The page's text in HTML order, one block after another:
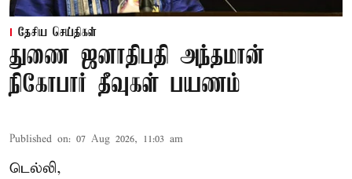
தேசிய செய்திகள்
துணை ஜனாதிபதி அந்தமான்
நிகோபார் தீவுகள் பயணம்
Published on: 07 Aug 2026, 11:03 am
டெல்லி,